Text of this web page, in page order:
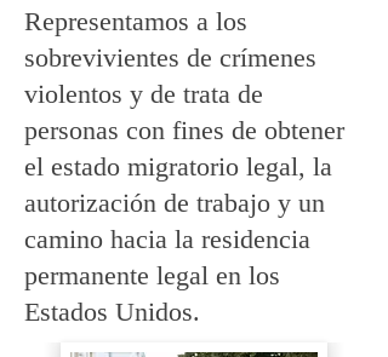
Representamos a los
sobrevivientes de crímenes
violentos y de trata de
personas con fines de obtener
el estado migratorio legal, la
autorización de trabajo y un
camino hacia la residencia
permanente legal en los
Estados Unidos.